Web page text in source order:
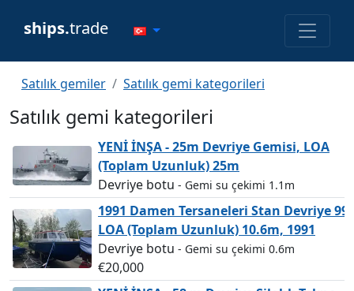
ships.trade
Satılık gemiler Satılık gemi kategorileri
Satılık gemi kategorileri
YENİ İNŞA - 25m Devriye Gemisi, LOA
(Toplam Uzunluk) 25m
Devriye botu - Gemi su çekimi 1.1m
1991 Damen Tersaneleri Stan Devriye
LOA (Toplam Uzunluk) 10.6m, 1991
Devriye botu - Gemi su çekimi 0.6m
€20,000